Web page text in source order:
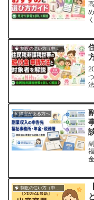
🧠 制度の使い方（申請・相談など）
♿ 障害がある方へ
🧠 制度の使い方（申請・相談など）